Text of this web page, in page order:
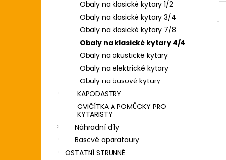
Obaly na klasické kytary 1/2
Obaly na klasické kytary 3/4
Obaly na klasické kytary 7/8
Obaly na klasické kytary 4/4
Obaly na akustické kytary
Obaly na elektrické kytary
Obaly na basové kytary
KAPODASTRY
CVIČÍTKA A POMŮCKY PRO
KYTARISTY
Náhradní díly
Basové aparataury
OSTATNÍ STRUNNÉ